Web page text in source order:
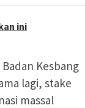
ini
Kesbang
lagi, stake
massal